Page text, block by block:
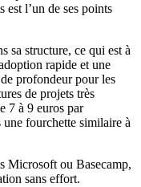
est l’un de ses points
sa structure, ce qui est à
rapide et une
profondeur pour les
de projets très
7 à 9 euros par
fourchette similaire à
Microsoft ou Basecamp,
sans effort.